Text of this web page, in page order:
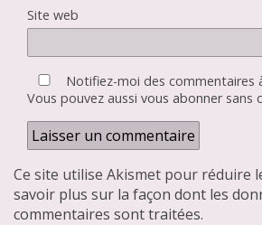
Site web
Notifiez-moi des commentaires
Vous pouvez aussi vous abonnersans
Ce site utilise Akismet pour réduire
savoir plus sur la façon dont les
commentaires sont traitées.